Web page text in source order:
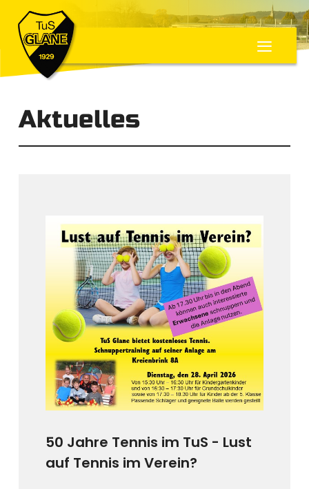
≡
Aktuelles
50 Jahre Tennis im TuS - Lust
auf Tennis im Verein?